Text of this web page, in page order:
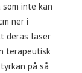
inte kan
ner i
deras laser
terapeutisk
på så